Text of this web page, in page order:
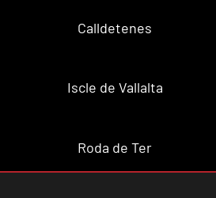
Calldetenes
Iscle de Vallalta
Roda de Ter